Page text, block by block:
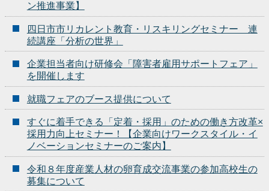
ン推進事業】
四日市市リカレント教育・リスキリングセミナー 連
続講座「分析の世界」
企業担当者向け研修会「障害者雇用サポートフェア」
を開催します
就職フェアのブース提供について
すぐに着手できる「定着・採用」のための働き方改革×
採用力向上セミナー！【企業向けワークスタイル・イ
ノベーションセミナーのご案内】
令和８年度産業人材の卵育成交流事業の参加高校生の
募集について